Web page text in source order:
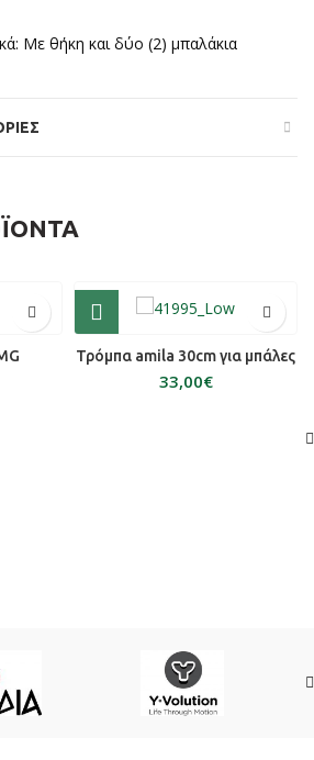
Με θήκη και δύο (2) μπαλάκια
Τρόμπα amila 30cm για μπάλες
€